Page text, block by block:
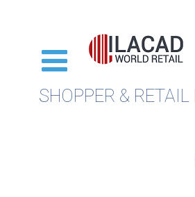
SHOPPER & RETAIL